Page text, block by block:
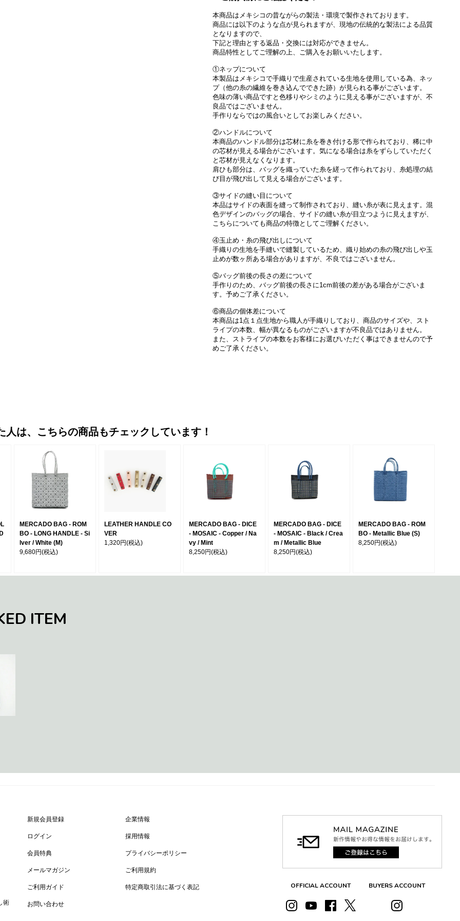
本商品はメキシコの昔ながらの製法・環境で製作されております。
商品には以下のような点が見られますが、現地の伝統的な製法による品質
となりますので、
下記と理由とする返品・交換には対応ができません。
商品特性としてご理解の上、ご購入をお願いいたします。
①ネップについて
本製品はメキシコで手織りで生産されている生地を使用している為、ネッ
プ（他の糸の繊維を巻き込んでできた跡）が見られる事がございます。
色味の薄い商品ですと色移りやシミのように見える事がございますが、不
良品ではございません。
手作りならではの風合いとしてお楽しみください。
②ハンドルについて
本商品のハンドル部分は芯材に糸を巻き付ける形で作られており、稀に中
の芯材が見える場合がございます。気になる場合は糸をずらしていただく
と芯材が見えなくなります。
肩ひも部分は、バッグを織っていた糸を縒って作られており、糸処理の結
び目が飛び出して見える場合がございます。
③サイドの縫い目について
本品はサイドの表面を縫って制作されており、縫い糸が表に見えます。混
色デザインのバッグの場合、サイドの縫い糸が目立つように見えますが、
こちらについても商品の特徴としてご理解ください。
④玉止め・糸の飛び出しについて
手織りの生地を手縫いで縫製しているため、織り始めの糸の飛び出しや玉
止めが数ヶ所ある場合がありますが、不良ではございません。
⑤バッグ前後の長さの差について
手作りのため、バッグ前後の長さに1cm前後の差がある場合がございま
す。予めご了承ください。
⑥商品の個体差について
本商品は1点１点生地から職人が手織りしており、商品のサイズや、スト
ライプの本数、幅が異なるものがございますが不良品ではありません。
また、ストライプの本数をお客様にお選びいただく事はできませんので予
めご了承ください。
人は、こちらの商品もチェックしています！
MERCADO BAG - ROM
BO - LONG HANDLE - Si
lver / White (M)
9,680円(税込)
LEATHER HANDLE CO
VER
1,320円(税込)
MERCADO BAG - DICE
- MOSAIC - Copper / Na
vy / Mint
8,250円(税込)
MERCADO BAG - DICE
- MOSAIC - Black / Crea
m / Metallic Blue
8,250円(税込)
MERCADO BAG - ROM
BO - Metallic Blue (S)
8,250円(税込)
ITEM
術
新規会員登録
ログイン
会員特典
メールマガジン
ご利用ガイド
お問い合わせ
企業情報
採用情報
プライバシーポリシー
ご利用規約
特定商取引法に基づく表記 OFFICIAL ACCOUNT BUYERS ACCOUNT